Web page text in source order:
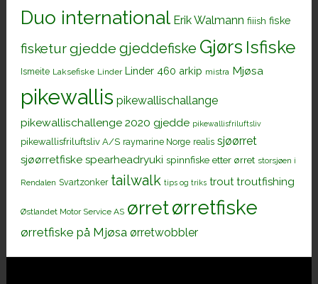
Duo international Erik Walmann fiiish fiske
fisketurgjedde gjeddefiske Gjørs Isfiske
Ismeite Laksefiske Linder Linder 460 arkip mistra Mjøsa
pikewallis pikewallischallange
pikewallischallenge 2020 gjedde pikewallisfriluftsliv
pikewallisfriluftsliv A/S raymarine Norge realis sjøørret
sjøørretfiske spearheadryuki spinnfiske etter ørret storsjøen i
Rendalen Svartzonker tailwalk tips og triks trout troutfishing
Østlandet Motor Service AS ørretørretfiske
ørretfiske på Mjøsa ørretwobbler